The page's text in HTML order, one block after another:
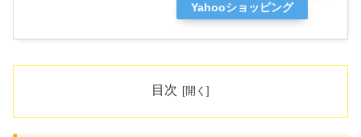
Yahooショッピング
目次